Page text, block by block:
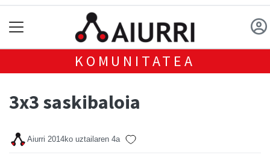
KOMUNITATEA
3x3 saskibaloia
Aiurri 2014ko uztailaren 4a